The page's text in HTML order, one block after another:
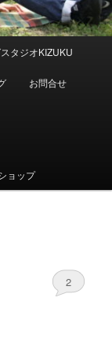
タジオKIZUKU
お問合せ
ョップ
2